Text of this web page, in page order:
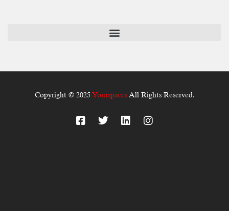
Copyright © 2025 YourspacesAll Rights Reserved.